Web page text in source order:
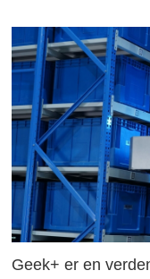
Geek+ er en